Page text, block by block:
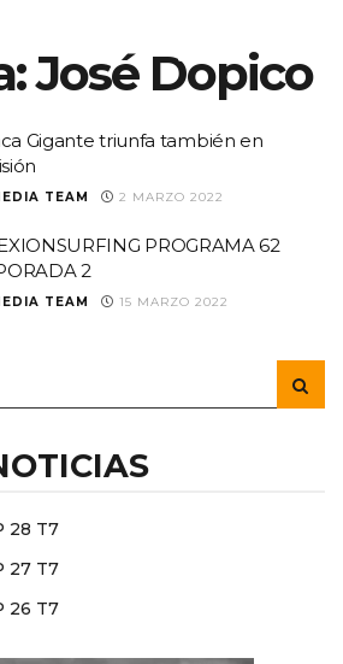
José Dopico
Gigante triunfa también en
TEAM 2 MARZO 2022
PROGRAMA 62
2
TEAM 15 MARZO 2022
28 T7
27 T7
26 T7